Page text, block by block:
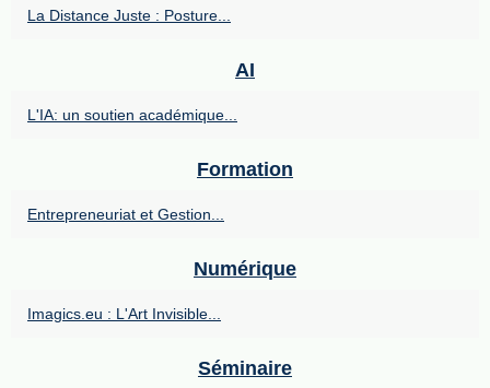
La Distance Juste : Posture...
AI
L'IA: un soutien académique...
Formation
Entrepreneuriat et Gestion...
Numérique
Imagics.eu : L'Art Invisible...
Séminaire